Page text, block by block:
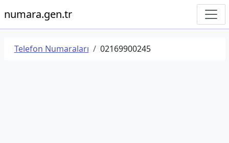
numara.gen.tr
Telefon Numaraları 02169900245